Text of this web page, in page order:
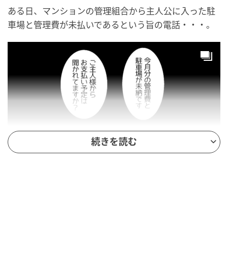
ある日、マンションの管理組合から主人公に入った駐
車場と管理費が未払いであるという旨の電話・・・。
続きを読む